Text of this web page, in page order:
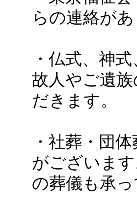
らの連絡が
・仏式、神
故人やご遺
だきます。
・社葬・団
がございます
の葬儀も承